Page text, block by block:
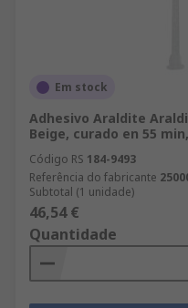
Em stock
Adhesivo Araldite
Beige, curado en 55
Código RS 184-9493
Referência do fabricante
Subtotal (1 unidade)
46,54 €
Quantidade